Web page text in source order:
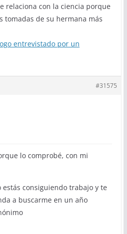
relaciona con la ciencia porque
tomadas de su hermana más
entrevistado por un
#31575
lo comprobé, con mi
estás consiguiendo trabajo y te
a buscarme en un año